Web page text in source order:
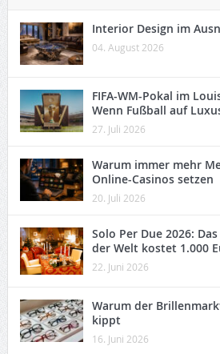
Interior Design im
04. August 2026
FIFA-WM-Pokal im
Wenn Fußball auf
27. Juli 2026
Warum immer mehr
Online-Casinos setzen
20. Juli 2026
Solo Per Due 2026:
der Welt kostet 1.000
22. Juni 2026
Warum der
kippt
16. Juni 2026